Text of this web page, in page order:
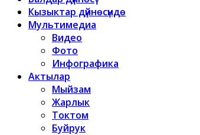
Кызыктар дүйнөсүндө
Мультимедиа
Видео
Фото
Инфографика
Актылар
Мыйзам
Жарлык
Токтом
Буйрук